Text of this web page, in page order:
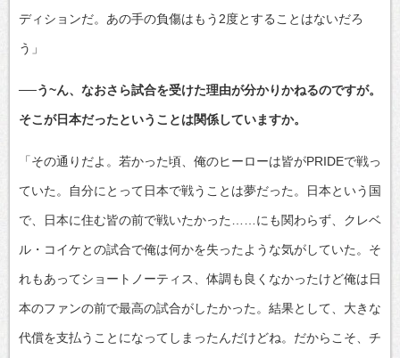
ディションだ。あの手の負傷はもう2度とすることはないだろ
う」
──う~ん、なおさら試合を受けた理由が分かりかねるのですが。
そこが日本だったということは関係していますか。
「その通りだよ。若かった頃、俺のヒーローは皆がPRIDEで戦っ
ていた。自分にとって日本で戦うことは夢だった。日本という国
で、日本に住む皆の前で戦いたかった……にも関わらず、クレベ
ル・コイケとの試合で俺は何かを失ったような気がしていた。そ
れもあってショートノーティス、体調も良くなかったけど俺は日
本のファンの前で最高の試合がしたかった。結果として、大きな
代償を支払うことになってしまったんだけどね。だからこそ、チ